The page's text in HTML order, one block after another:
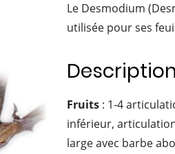
Le Desmodium
utilisée pour ses
Fruits : 1-4
inférieur,
large avec barbe